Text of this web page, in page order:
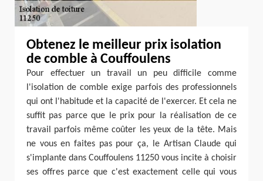
Obtenez le meilleur prix isolation
de comble à Couffoulens
Pour effectuer un travail un peu difficile comme
l'isolation de comble exige parfois des professionnels
qui ont l'habitude et la capacité de l'exercer. Et cela ne
suffit pas parce que le prix pour la réalisation de ce
travail parfois même coûter les yeux de la tête. Mais
ne vous en faites pas pour ça, le Artisan Claude qui
s'implante dans Couffoulens 11250 vous incite à choisir
ses offres parce que c'est exactement celle qui vous